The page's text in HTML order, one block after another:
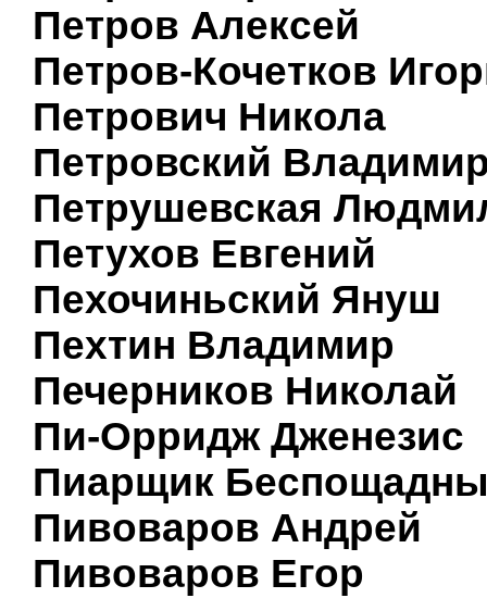
Петров Алексей
Петров-Кочетков
Петрович Никола
Петровский
Петрушевская
Петухов Евгений
Пехочиньский Януш
Пехтин Владимир
Печерников Николай
Пи-Орридж Дженезис
Пиарщик
Пивоваров Андрей
Пивоваров Егор